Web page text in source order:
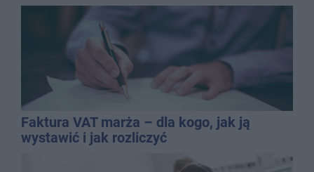
Faktura VAT marża – dla kogo, jak ją
wystawić i jak rozliczyć